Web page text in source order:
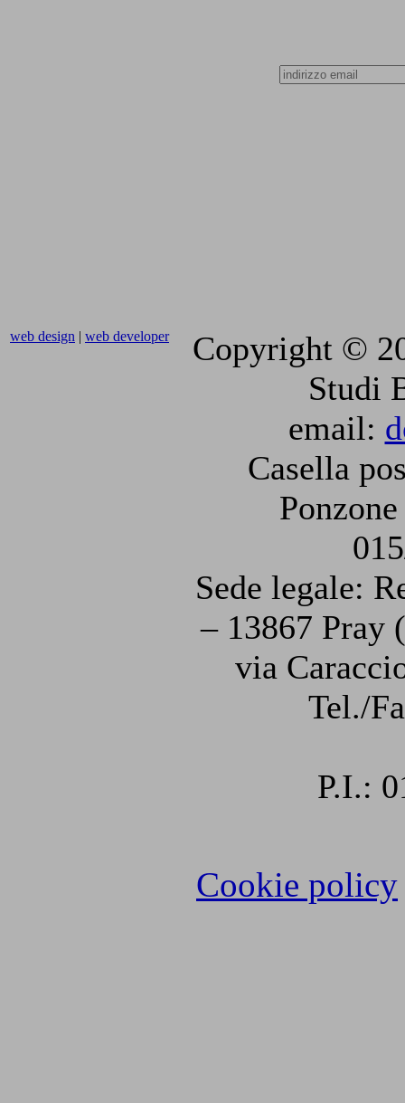
web design | web developer
Copyright ©
Studi
email:
Casella
Sede legale:
– 13867 Pray
via
Tel./
P.I.:
Cookie policy